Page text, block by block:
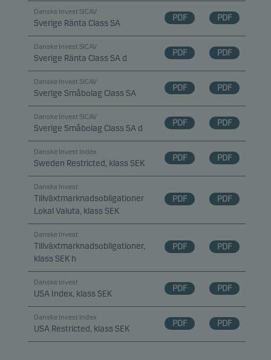
Danske Invest SICAV
Sverige Ränta Class SA
PDF PDF
Danske Invest SICAV
Sverige Ränta Class SA d
PDF PDF
Danske Invest SICAV
Sverige Småbolag Class SA
PDF PDF
Danske Invest SICAV
Sverige Småbolag Class SA d
PDF PDF
Danske Invest Index
Sweden Restricted, klass SEK
PDF PDF
Danske Invest
Tillväxtmarknadsobligationer
Lokal Valuta, klass SEK
PDF PDF
Danske Invest
Tillväxtmarknadsobligationer,
klass SEK h
PDF PDF
Danske Invest
USA Index, klass SEK
PDF PDF
Danske Invest Index
USA Restricted, klass SEK
PDF PDF